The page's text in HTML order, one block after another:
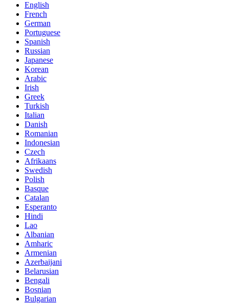
English
French
German
Portuguese
Spanish
Russian
Japanese
Korean
Arabic
Irish
Greek
Turkish
Italian
Danish
Romanian
Indonesian
Czech
Afrikaans
Swedish
Polish
Basque
Catalan
Esperanto
Hindi
Lao
Albanian
Amharic
Armenian
Azerbaijani
Belarusian
Bengali
Bosnian
Bulgarian